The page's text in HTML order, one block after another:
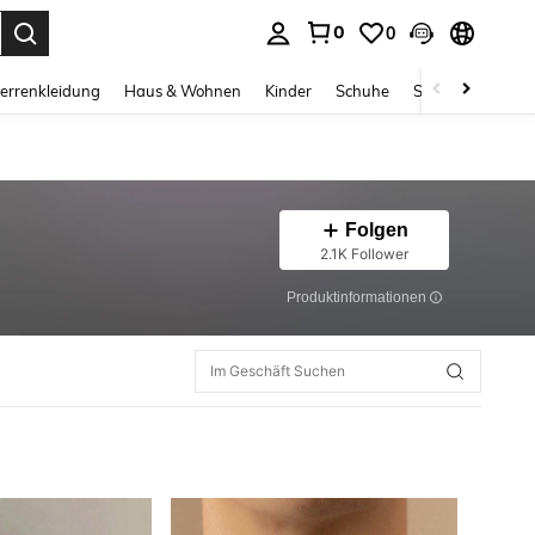
0 0
Haus & Wohnen Kinder Schuhe Schmuck &
Folgen
2.1K Follower
Produktinformationen